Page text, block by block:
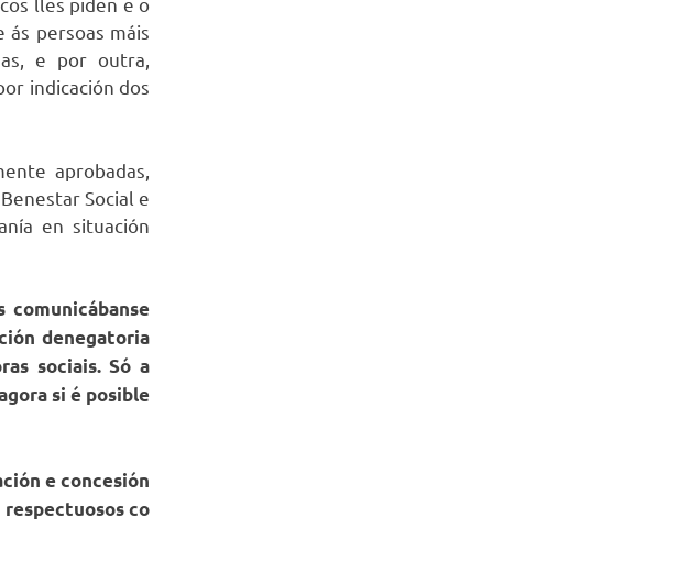
persoas máis
e por outra,
indicación dos
aprobadas,
Social e
en situación
comunicábanse
denegatoria
sociais. Só a
si é posible
e concesión
co